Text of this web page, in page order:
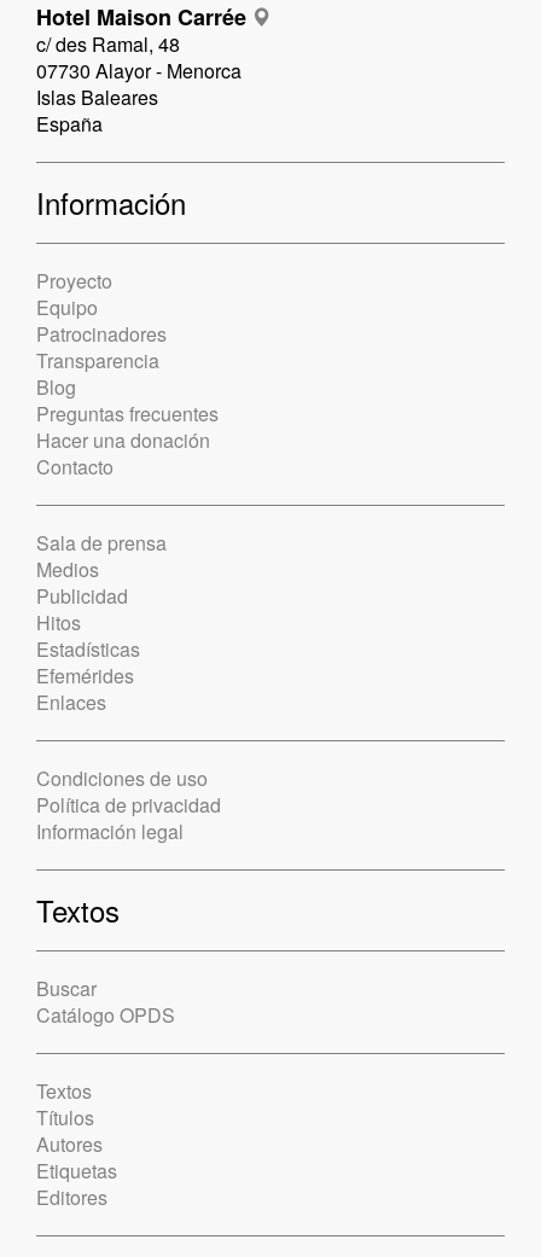
Hotel Maison Carrée
c/ des Ramal, 48
07730 Alayor - Menorca
Islas Baleares
España
Información
Proyecto
Equipo
Patrocinadores
Transparencia
Blog
Preguntas frecuentes
Hacer una donación
Contacto
Sala de prensa
Medios
Publicidad
Hitos
Estadísticas
Efemérides
Enlaces
Condiciones de uso
Política de privacidad
Información legal
Textos
Buscar
Catálogo OPDS
Textos
Títulos
Autores
Etiquetas
Editores